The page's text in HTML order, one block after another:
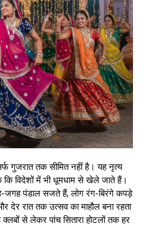
गुजरात तक सीमित नहीं है। यह नृत्य
विदेशों में भी धूमधाम से खेले जाते हैं।
जगह पंडाल सजते हैं, लोग रंग-बिरंगे कपड़े
रात तक उत्सव का माहौल बना रहता
से लेकर पांच सितारा होटलों तक हर